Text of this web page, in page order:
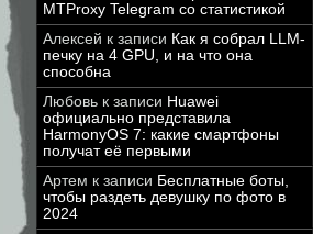
MTProxy Telegram со статистикой
Алексей к записи Как я собрал LLM-
печку на 4 GPU, и на что она
способна
Любовь к записи Huawei
официально представила
HarmonyOS 7: какие смартфоны
получат её первыми
Артем к записи Бесплатные боты,
чтобы раздеть девушку по фото в
2024